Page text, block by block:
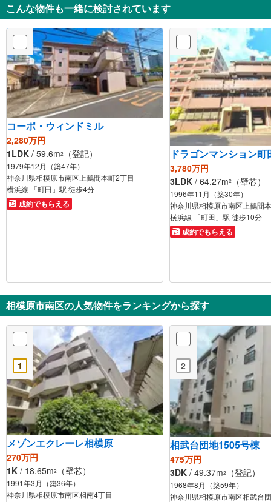
こんな物件も一緒に検討されています
コーポ・ウィンドミル
2,280万円
1LDK / 59.6m2 （登記）
1979年12月（築47年）
神奈川県相模原市南区上鶴間本町2丁目
横浜線 「町田」駅 徒歩4分
成約でもらえる
ドラゴンマンション町
3,780万円
3LDK / 64.27m2 （壁芯）
1996年11月（築30年）
神奈川県相模原市南区上鶴間
横浜線 「町田」駅 徒歩10分
成約でもらえる
相模原市南区の人気物件をランキングから探す
1
メゾンエクレーレ相模原
270万円
1K / 18.65m2 （壁芯）
1991年3月（築36年）
神奈川県相模原市南区相南4丁目
2
相武台団地1505号棟
475万円
3DK / 49.37m2 （登記）
1968年8月（築59年）
神奈川県相模原市南区相武台